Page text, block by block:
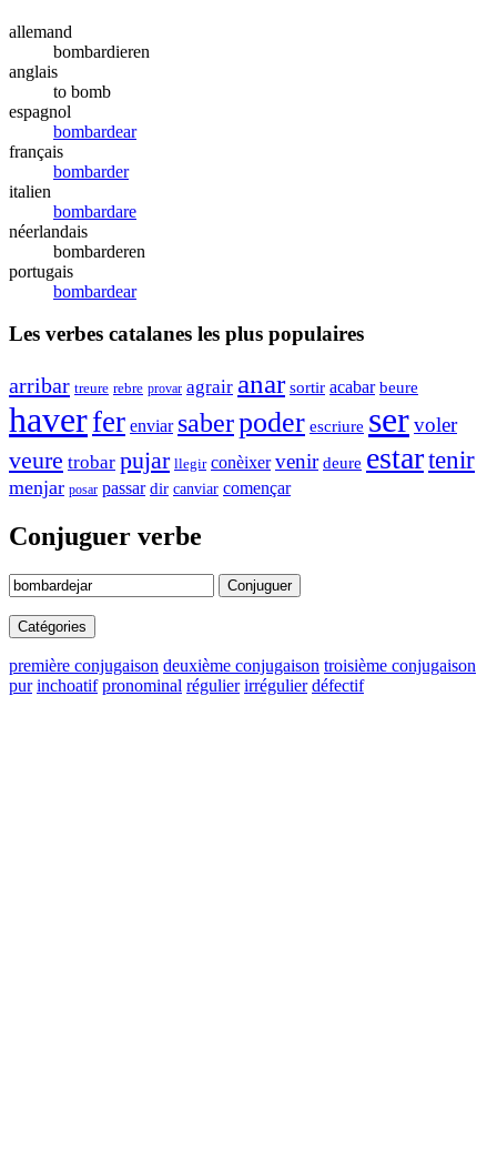
allemand
bombardieren
anglais
to bomb
espagnol
bombardear
français
bombarder
italien
bombardare
néerlandais
bombarderen
portugais
bombardear
Les verbes catalanes les plus populaires
arribar treure rebre provar agrair anar sortir acabar beure
haverfer enviar saberpoder escriure servoler
veure trobar pujar llegir conèixer venir deure estartenir
menjar posar passar dir canviar començar
Conjuguer verbe
Conjuguer
Catégories
première conjugaison deuxième conjugaison troisième conjugaison
pur inchoatif pronominal régulier irrégulier défectif